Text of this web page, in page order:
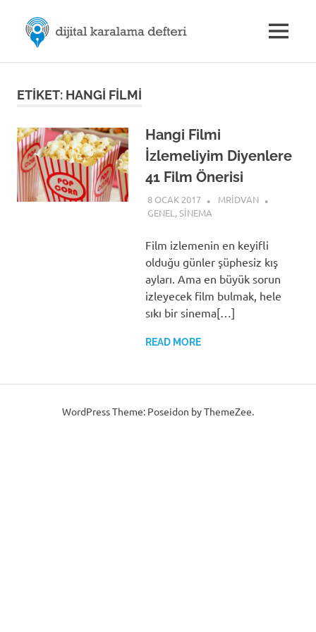
content
M.Rıdvan
ÖZDEMİR
Dijital
İletişim
MENU
ETIKET: HANGI FILMI
Hangi Filmi
İzlemeliyim Diyenlere
41 Film Önerisi
8 OCAK 2017
MRIDVAN
GENEL ,SINEMA
Film izlemenin en keyifli
olduğu günler şüphesiz kış
ayları. Ama en büyük sorun
izleyecek film bulmak, hele
sıkı bir sinema[…]
READ MORE
WordPress Theme: Poseidon by ThemeZee.